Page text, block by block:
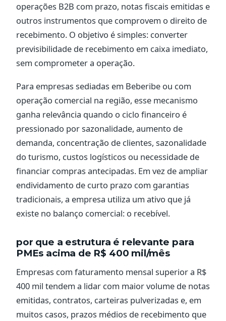
operações B2B com prazo, notas fiscais emitidas e
outros instrumentos que comprovem o direito de
recebimento. O objetivo é simples: converter
previsibilidade de recebimento em caixa imediato,
sem comprometer a operação.
Para empresas sediadas em Beberibe ou com
operação comercial na região, esse mecanismo
ganha relevância quando o ciclo financeiro é
pressionado por sazonalidade, aumento de
demanda, concentração de clientes, sazonalidade
do turismo, custos logísticos ou necessidade de
financiar compras antecipadas. Em vez de ampliar
endividamento de curto prazo com garantias
tradicionais, a empresa utiliza um ativo que já
existe no balanço comercial: o recebível.
por que a estrutura é relevante para
PMEs acima de R$ 400 mil/mês
Empresas com faturamento mensal superior a R$
400 mil tendem a lidar com maior volume de notas
emitidas, contratos, carteiras pulverizadas e, em
muitos casos, prazos médios de recebimento que